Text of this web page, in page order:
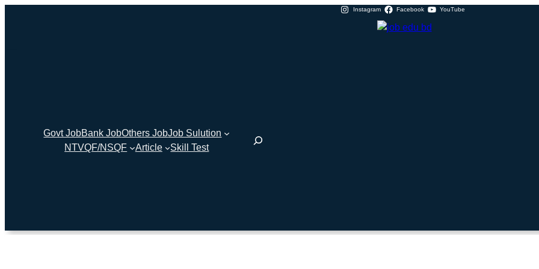
Instagram Facebook YouTube
Govt JobBank JobOthers JobJob Sulution
NTVQF/NSQF
Article Skill Test